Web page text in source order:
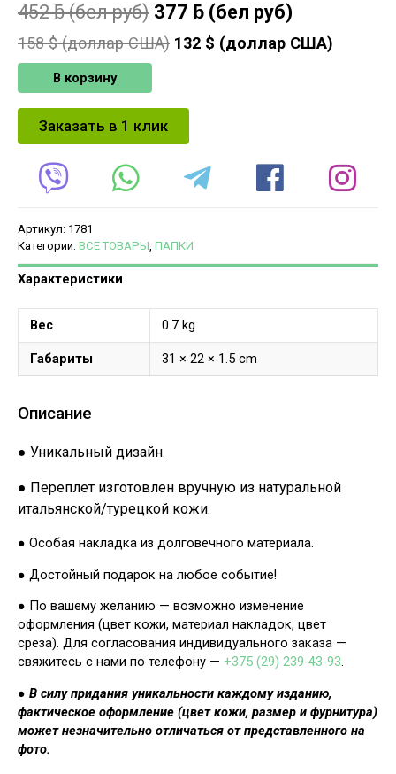
452ƃ(бел руб) 377 ƃ (бел руб)
158$ (доллар США) 132 $ (доллар США)
В корзину
Заказать в 1 клик
Артикул: 1781
Категории: ВСЕ ТОВАРЫ ПАПКИ
Характеристики
Вес 0.7 kg
Габариты 31 × 22 × 1.5 cm
Описание
● Уникальный дизайн.
● Переплет изготовлен вручную из натуральной
итальянской/турецкой кожи.
● Особая накладка из долговечного материала.
● Достойный подарок на любое событие!
● По вашему желанию — возможно изменение
оформления (цвет кожи, материал накладок, цвет
среза). Для согласования индивидуального заказа —
свяжитесь с нами по телефону — +375 (29) 239-43-93.
● В силу придания уникальности каждому изданию,
фактическое оформление (цвет кожи, размер и фурнитура)
может незначительно отличаться от представленного на
фото.